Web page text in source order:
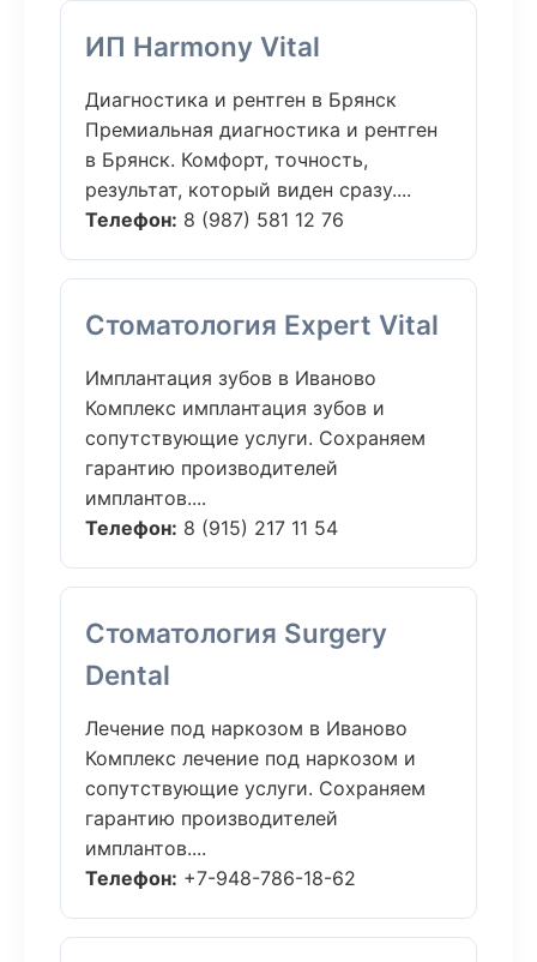
ИП Harmony Vital
Диагностика и рентген в Брянск
Премиальная диагностика и рентген
в Брянск. Комфорт, точность,
результат, который виден сразу....
Телефон: 8 (987) 581 12 76
Стоматология Expert Vital
Имплантация зубов в Иваново
Комплекс имплантация зубов и
сопутствующие услуги. Сохраняем
гарантию производителей
имплантов....
Телефон: 8 (915) 217 11 54
Стоматология Surgery
Dental
Лечение под наркозом в Иваново
Комплекс лечение под наркозом и
сопутствующие услуги. Сохраняем
гарантию производителей
имплантов....
Телефон: +7-948-786-18-62